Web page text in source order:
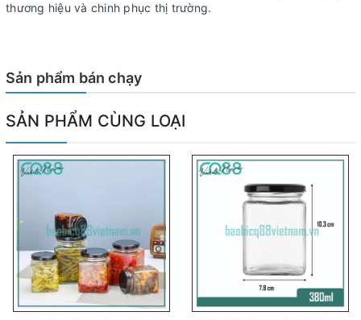
thương hiệu và chinh phục thị trường.
Sản phẩm bán chạy
SẢN PHẨM CÙNG LOẠI